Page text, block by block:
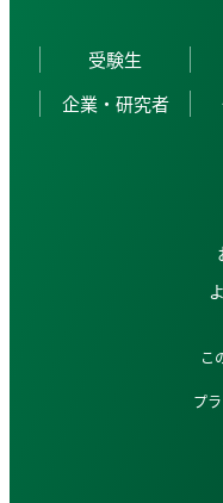
受験生
企業・研究者
こ
プ